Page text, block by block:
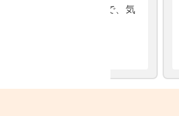
対応してくださるので、気